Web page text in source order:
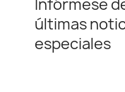
Infórmese
últimas
especiales